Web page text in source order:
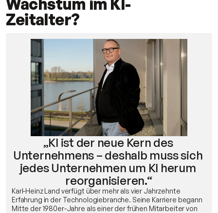
Wachstum im KI-
Zeitalter?
„KI ist der neue Kern des
Unternehmens – deshalb muss sich
jedes Unternehmen um KI herum
reorganisieren.“
Karl-Heinz Land verfügt über mehr als vier Jahrzehnte
Erfahrung in der Technologiebranche. Seine Karriere begann
Mitte der 1980er-Jahre als einer der frühen Mitarbeiter von